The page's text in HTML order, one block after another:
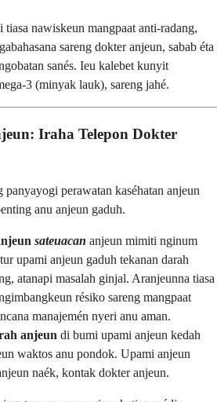
tiasa nawiskeun mangpaat anti-radang,
sareng dokter anjeun, sabab éta
sanés. Ieu kalebet kunyit
3 (minyak lauk), sareng jahé.
Iraha Telepon Dokter
perawatan kaséhatan anjeun
anu anjeun gaduh.
sateuacan anjeun mimiti nginum
upami anjeun gaduh tekanan darah
atanapi masalah ginjal. Aranjeunna tiasa
résiko sareng mangpaat
manajemén nyeri anu aman.
anjeun di bumi upami anjeun kedah
waktos anu pondok. Upami anjeun
naék, kontak dokter anjeun.